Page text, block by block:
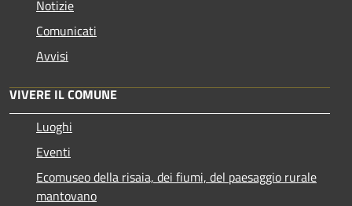
Notizie
Comunicati
Avvisi
VIVERE IL COMUNE
Luoghi
Eventi
Ecomuseo della risaia, dei fiumi, del paesaggio rurale
mantovano